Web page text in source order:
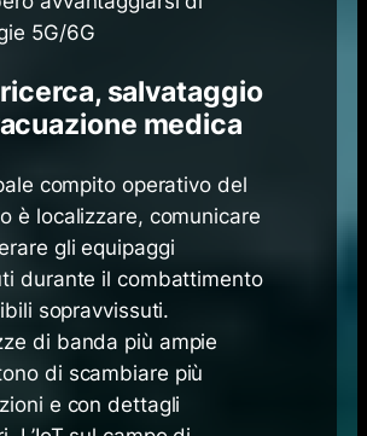
5G/6G
ricerca, salvataggio
medica
compito operativo del
è localizzare, comunicare
gli equipaggi
durante il combattimento
sopravvissuti.
di banda più ampie
di scambiare più
e con dettagli